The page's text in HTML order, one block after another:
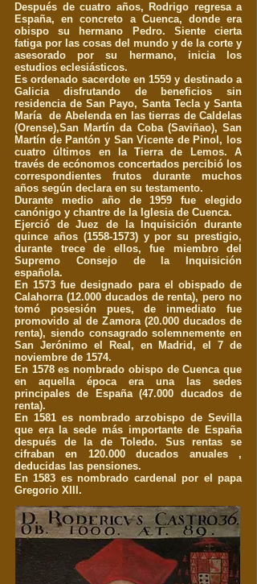
Después de cuatro años, Rodrigo regresa a
España, en concreto a Cuenca, donde era
obispo su hermano Pedro. Siente cierta
fatiga por las cosas del mundo y de la corte y
asesorado por su hermano, inicia los
estudios eclesiásticos.
Es ordenado sacerdote en 1559 y destinado a
Galicia disfrutando de beneficios sin
residencia de San Payo, Santa Tecla y Santa
María de Abelenda en las tierras de Caldelas
(Orense),San Martín da Coba (Saviñao), San
Martín de Pantón y San Vicente de Pinol, los
cuatro últimos en la Tierra de Lemos. A
través de ecónomos concertados percibió los
correspondientes frutos durante muchos
años según declara en su testamento.
Durante medio año de 1959 fue elegido
canónigo y chantre de la Iglesia de Cuenca.
Ejerció de Juez de la Inquisición durante
quince años (1558-1573)y por su prestigio,
durante trece de ellos, fue miembro del
Supremo Consejo de la Inquisición
española.
En 1573 fue designado para el obispado de
Calahorra (12.000 ducados de renta), pero no
tomó posesión pues, de inmediato fue
promovido al de Zamora (20.000 ducados de
renta), siendo consagrado solemnemente en
San Jerónimo el Real, en Madrid, el 7 de
noviembre de 1574.
En 1578 es nombrado obispo de Cuenca que
en aquella época era una las sedes
principales de España (47.000 ducados de
renta).
En 1581 es nombrado arzobispo de Sevilla
que era la sede más importante de España
después de la de Toledo. Sus rentas se
cifraban en 120.000 ducados anuales ,
deducidas las pensiones.
En 1583 es nombrado cardenal por el papa
Gregorio XIII.